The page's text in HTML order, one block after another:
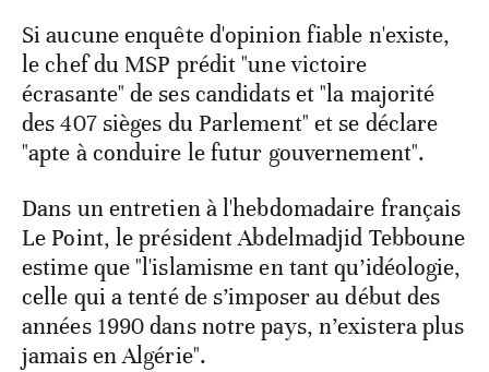
Si aucune enquête d'opinion fiable n'existe,
le chef du MSP prédit "une victoire
écrasante" de ses candidats et "la majorité
des 407 sièges du Parlement" et se déclare
"apte à conduire le futur gouvernement".
Dans un entretien à l'hebdomadaire français
Le Point, le président Abdelmadjid Tebboune
estime que "l'islamisme en tant qu’idéologie,
celle qui a tenté de s’imposer au début des
années 1990 dans notre pays, n’existera plus
jamais en Algérie".